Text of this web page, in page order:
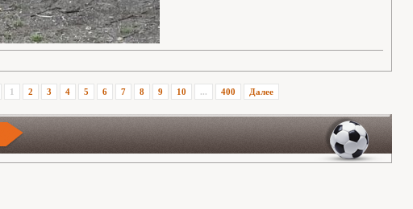
1 2 3 4 5 6 7 8 9 10 ... 400 Далее